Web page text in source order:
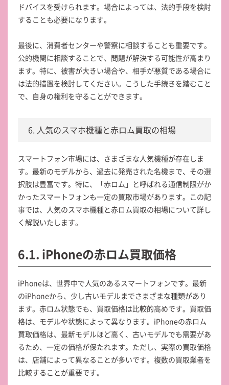
ドバイスを受けられます。場合によっては、法的手段を検討
することも必要になります。
最後に、消費者センターや警察に相談することも重要です。
公的機関に相談することで、問題が解決する可能性が高まり
ます。特に、被害が大きい場合や、相手が悪質である場合に
は法的措置を検討してください。こうした手続きを踏むこと
で、自身の権利を守ることができます。
6. 人気のスマホ機種と赤ロム買取の相場
スマートフォン市場には、さまざまな人気機種が存在しま
す。最新のモデルから、過去に発売された名機まで、その選
択肢は豊富です。特に、「赤ロム」と呼ばれる通信制限がか
かったスマートフォンも一定の買取市場があります。この記
事では、人気のスマホ機種と赤ロム買取の相場について詳し
く解説いたします。
6.1. iPhoneの赤ロム買取価格
iPhoneは、世界中で人気のあるスマートフォンです。最新
のiPhoneから、少し古いモデルまでさまざまな種類があり
ます。赤ロム状態でも、買取価格は比較的高めです。買取価
格は、モデルや状態によって異なります。iPhoneの赤ロム
買取価格は、最新モデルほど高く、古いモデルでも需要があ
るため、一定の価格が保たれます。ただし、実際の買取価格
は、店舗によって異なることが多いです。複数の買取業者を
比較することが重要です。